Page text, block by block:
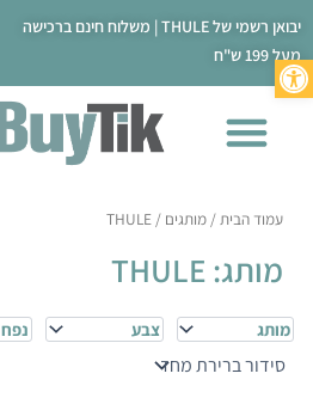
פתח סרגל נגישות
יבואן רשמי של THULE | משלוח חינם ברכישה
מעל 199 ש"ח
עמוד הבית / מותגים / THULE
מותג: THULE
מותג צבע נפח